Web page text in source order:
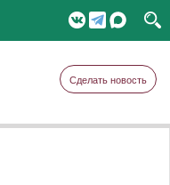
Сделать новость